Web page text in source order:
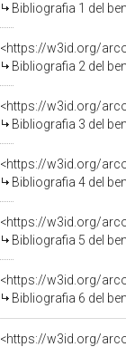
Bibliografia 1 del
<https://w3id.org/
Bibliografia 2 del
<https://w3id.org/
Bibliografia 3 del
<https://w3id.org/
Bibliografia 4 del
<https://w3id.org/
Bibliografia 5 del
<https://w3id.org/
Bibliografia 6 del
<https://w3id.org/